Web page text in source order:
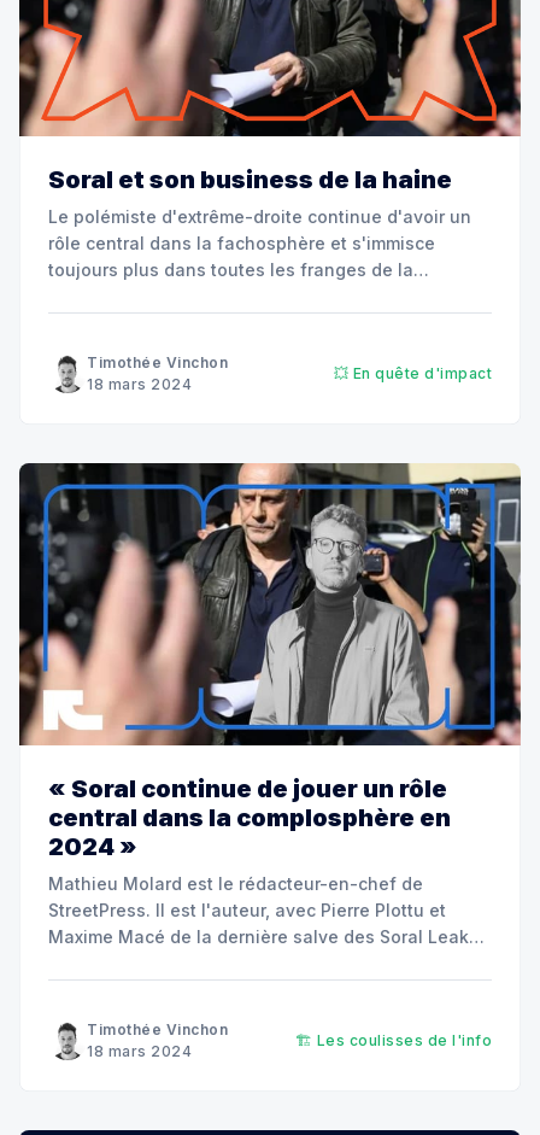
Soral et son business de la haine
Le polémiste d'extrême-droite continue d'avoir un
rôle central dans la fachosphère et s'immisce
toujours plus dans toutes les franges de la
Timothée Vinchon
18 mars 2024
💥 En quête d'impact
« Soral continue de jouer un rôle
central dans la complosphère en
2024 »
Mathieu Molard est le rédacteur-en-chef de
StreetPress. Il est l'auteur, avec Pierre Plottu et
Maxime Macé de la dernière salve des Soral Leaks,
Timothée Vinchon
18 mars 2024
🏗️ Les coulisses de l'info